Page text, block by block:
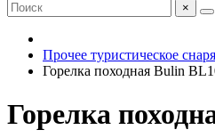
×
Прочее туристическое
Горелка походная Bulin
Горелка